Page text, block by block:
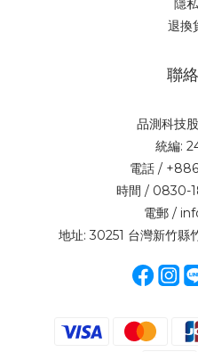
隱
退換
聯
品測科技
統編:
電話 /
時間 / 0830-
電郵 /
地址: 30251 台灣新竹縣